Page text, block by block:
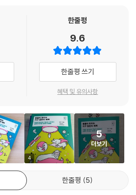
위한 실험동물, 식량을 제공하는 산업동물,
그리고 인간은 모두 하나의 건강으로 이어져
기적인 문명이 초래한 결과를 반성하고 서로
미래를 맞이할 수 있다.
생명 순환의 역사 : 157쪽」중에서
하면서 분자생물학적으로도 세포와 조직에
되는 과정에서 응용할 수 있는 연구가 많아졌
부세포를 배양해 유전자 교정과 신호 전달 시
는 것이다. 마우스에서 증명된 이 놀라운
생식세포를 인공적으로 만들 수 있음을 시사
실험실에서 생명체를 만들어내는, SF적인
특히 이런 연구는 멸종위기종에 적용해 다
있다.
에 대한 이야기를 다루고 있지만, 이는 곧 지
찾는 과정이라고 말한다. 우리는 동물에 대해
학과 분자생물학, 의학을 넘나들며 그동안 제
에 답하는 지적 여정으로 우리를 안내한다.
한 인간
‘원헬스(one health)’를 이 책의 메시지를
강한 사람, 건강한 동물, 건강한 환경은 하나
다. 인류 역사상 가장 위대한 발명 중 하나로
실험견을 통해 발견되었다. 그러나 동물에
성과는 역으로 당뇨병 반려견을 위한 치료
한줄평
9.6
한줄평 쓰기
혜택 및 유의사항
4
5
더보기
한줄평 5